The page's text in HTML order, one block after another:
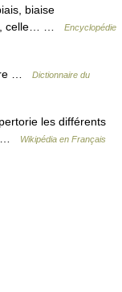
biaise
celle… …
Encyclopédie
…
Dictionnaire du
les différents
…
Wikipédia en Français